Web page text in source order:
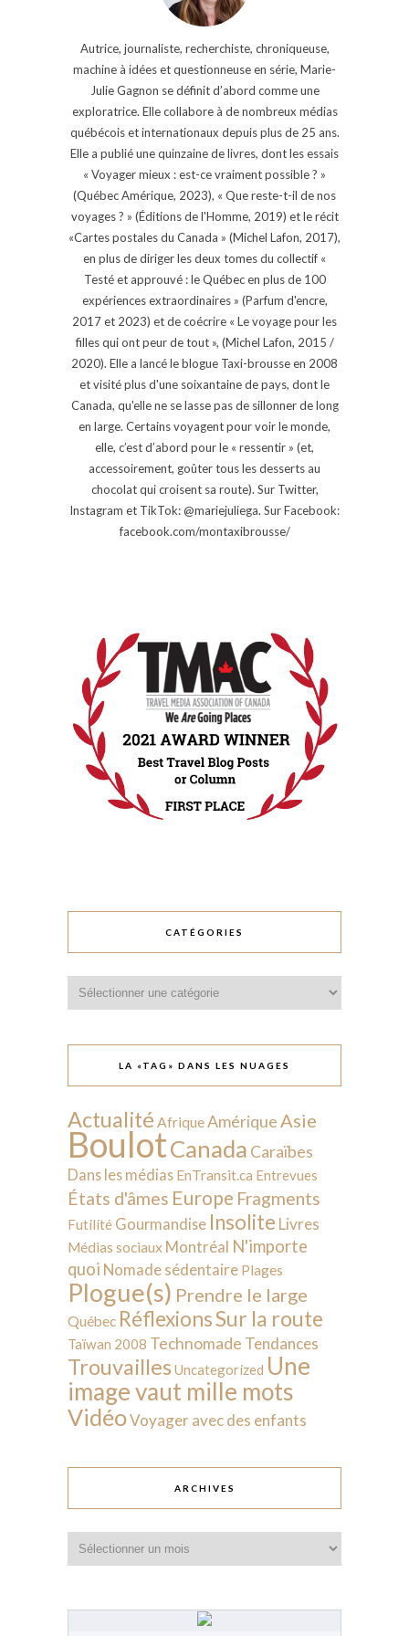
Autrice, journaliste, recherchiste, chroniqueuse,
machine à idées et questionneuse en série, Marie-
Julie Gagnon se définit d’abord comme une
exploratrice. Elle collabore à de nombreux médias
québécois et internationaux depuis plus de 25 ans.
Elle a publié une quinzaine de livres, dont les essais
« Voyager mieux : est-ce vraiment possible ? »
(Québec Amérique, 2023), « Que reste-t-il de nos
voyages ? » (Éditions de l'Homme, 2019) et le récit
«Cartes postales du Canada » (Michel Lafon, 2017),
en plus de diriger les deux tomes du collectif «
Testé et approuvé : le Québec en plus de 100
expériences extraordinaires » (Parfum d'encre,
2017 et 2023) et de coécrire « Le voyage pour les
filles qui ont peur de tout », (Michel Lafon, 2015 /
2020). Elle a lancé le blogue Taxi-brousse en 2008
et visité plus d'une soixantaine de pays, dont le
Canada, qu'elle ne se lasse pas de sillonner de long
en large. Certains voyagent pour voir le monde,
elle, c’est d’abord pour le « ressentir » (et,
accessoirement, goûter tous les desserts au
chocolat qui croisent sa route). Sur Twitter,
Instagram et TikTok: @mariejuliega. Sur Facebook:
facebook.com/montaxibrousse/
CATÉGORIES
LA «TAG» DANS LES NUAGES
Actualité AfriqueAmérique Asie
BoulotCanada Caraïbes
Dans les médias EnTransit.ca Entrevues
États d'âmes Europe Fragments
Futilité Gourmandise Insolite Livres
Médias sociaux Montréal N'importe
quoi Nomade sédentaire Plages
Plogue(s) Prendre le large
Québec RéflexionsSur la route
Taïwan 2008 Technomade Tendances
Trouvailles Uncategorized Une
image vaut mille mots
VidéoVoyager avec des enfants
ARCHIVES